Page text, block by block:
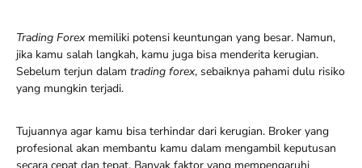
Trading Forexmemiliki potensi keuntungan yang besar. Namun,
jika kamu salah langkah, kamu juga bisa menderita kerugian.
Sebelum terjun dalam trading forex, sebaiknya pahami dulu risiko
yang mungkin terjadi.
Tujuannya agar kamu bisa terhindar dari kerugian. Broker yang
profesional akan membantu kamu dalam mengambil keputusan